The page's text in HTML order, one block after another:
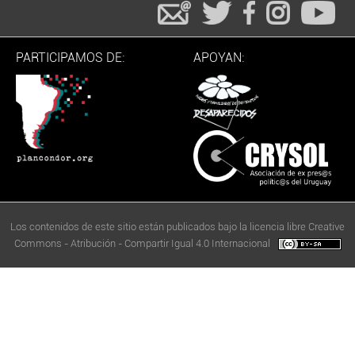
PARTICIPAMOS DE: APOYAN:
Los contenidos de este sitio están publicados bajo la licencia libre Creative
Commons - Atribución - Compartir Igual 4.0 Internacional